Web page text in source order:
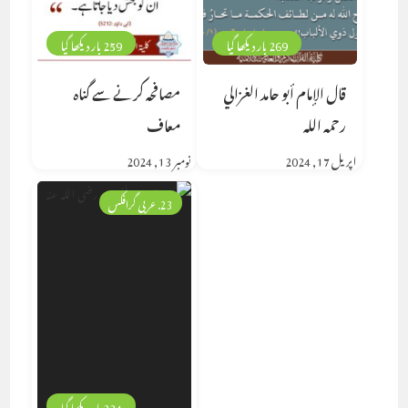
259 بار دیکھا گیا
مصافحہ کرنے سے گناہ
معاف
نومبر 13, 2024
269 بار دیکھا گیا
قال الإمام أبو حامد الغزالي
رحمه الله
اپریل 17, 2024
23. عربی گرافکس